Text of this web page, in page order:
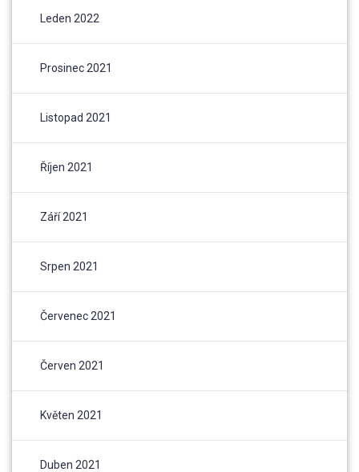
Leden 2022
Prosinec 2021
Listopad 2021
Říjen 2021
Září 2021
Srpen 2021
Červenec 2021
Červen 2021
Květen 2021
Duben 2021